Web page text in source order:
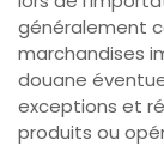
généralement
marchandises
douane
exceptions et
produits ou